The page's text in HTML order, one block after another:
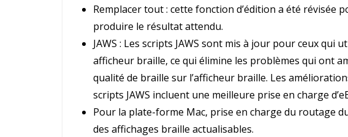
Remplacer tout : cette fonction d’édition a été révisée
produire le résultat attendu.
JAWS : Les scripts JAWS sont mis à jour pour ceux qui
afficheur braille, ce qui élimine les problèmes qui ont
qualité de braille sur l’afficheur braille. Les
scripts JAWS incluent une meilleure prise en charge
Pour la plate-forme Mac, prise en charge du routage
des affichages braille actualisables.